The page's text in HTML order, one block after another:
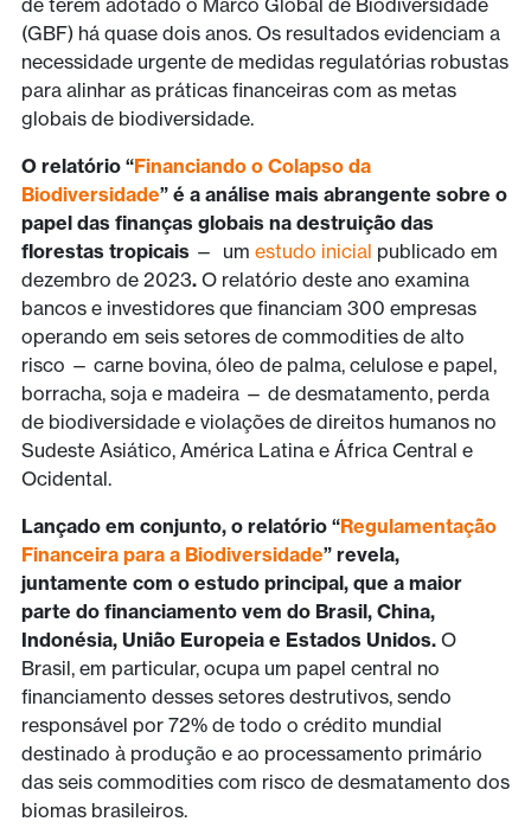
de terem adotado o Marco Global de Biodiversidade
(GBF) há quase dois anos. Os resultados evidenciam a
necessidade urgente de medidas regulatórias robustas
para alinhar as práticas financeiras com as metas
globais de biodiversidade.
O relatório “Financiando o Colapso da
Biodiversidade” é a análise mais abrangente sobre o
papel das finanças globais na destruição das
florestas tropicais — um estudo inicial publicado em
dezembro de 2023.O relatório deste ano examina
bancos e investidores que financiam 300 empresas
operando em seis setores de commodities de alto
risco — carne bovina, óleo de palma, celulose e papel,
borracha, soja e madeira — de desmatamento, perda
de biodiversidade e violações de direitos humanos no
Sudeste Asiático, América Latina e África Central e
Ocidental.
Lançado em conjunto, o relatório “Regulamentação
Financeira para a Biodiversidade” revela,
juntamente com o estudo principal, que a maior
parte do financiamento vem do Brasil, China,
Indonésia, União Europeia e Estados Unidos.O
Brasil, em particular, ocupa um papel central no
financiamento desses setores destrutivos, sendo
responsável por 72% de todo o crédito mundial
destinado à produção e ao processamento primário
das seis commodities com risco de desmatamento dos
biomas brasileiros.